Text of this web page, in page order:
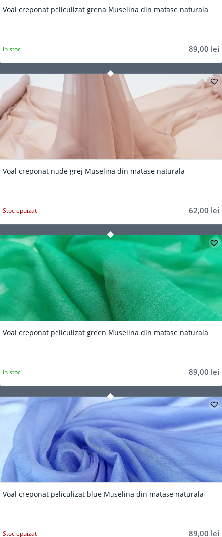
Voal creponat peliculizat grena Muselina din matase naturala
89,00 lei
In stoc
Voal creponat nude grej Muselina din matase naturala
62,00 lei
Stoc epuizat
Voal creponat peliculizat green Muselina din matase naturala
89,00 lei
In stoc
Voal creponat peliculizat blue Muselina din matase naturala
89,00 lei
Stoc epuizat